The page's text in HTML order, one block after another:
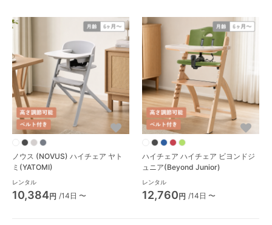
ノウス (NOVUS) ハイチェア ヤト
ミ(YATOMI)
レンタル
10,384円 /14日 〜
ハイチェア ハイチェア ビヨンドジ
ュニア(Beyond Junior)
レンタル
12,760円 /14日 〜